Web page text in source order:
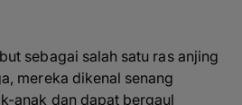
sebagai salah satu ras anjing
mereka dikenal senang
anak dan dapat bergaul